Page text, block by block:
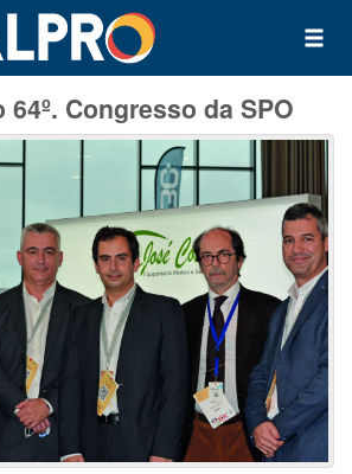
Congresso da SPO